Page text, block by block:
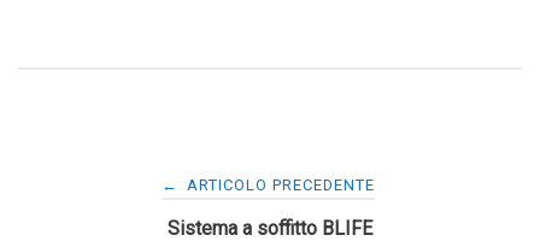
Navigazione
← ARTICOLO PRECEDENTE
Sistema a soffitto BLIFE